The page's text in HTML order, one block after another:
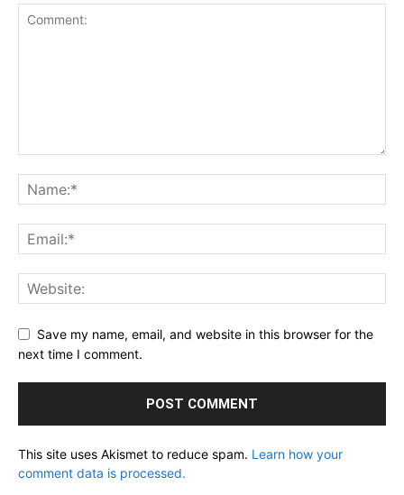
Save my name, email, and website in this browser for the
next time I comment.
This site uses Akismet to reduce spam. Learn how your
comment data is processed.